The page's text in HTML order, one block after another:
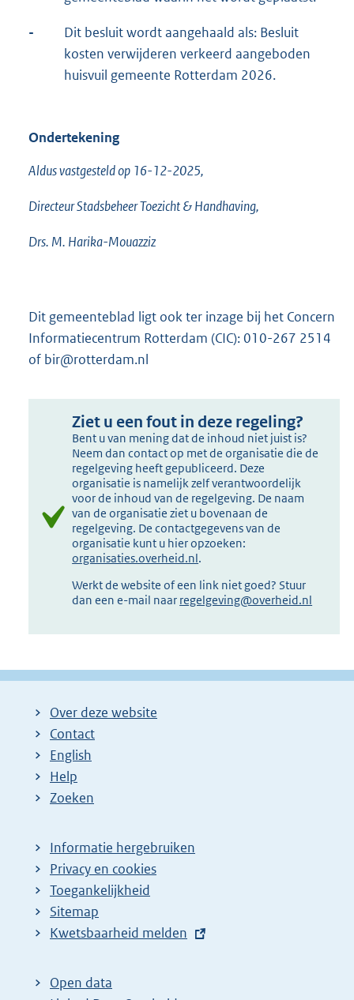
-
Dit besluit wordt aangehaald als: Besluit
kosten verwijderen verkeerd aangeboden
huisvuil gemeente Rotterdam 2026.
Ondertekening
Aldus vastgesteld op 16-12-2025,
Directeur Stadsbeheer Toezicht & Handhaving,
Drs. M. Harika-Mouazziz
Dit gemeenteblad ligt ook ter inzage bij het Concern
Informatiecentrum Rotterdam (CIC): 010-267 2514
of bir@rotterdam.nl
Ziet u een fout in deze regeling?
Bent u van mening dat de inhoud niet juist is?
Neem dan contact op met de organisatie die de
regelgeving heeft gepubliceerd. Deze
organisatie is namelijk zelf verantwoordelijk
voor de inhoud van de regelgeving. De naam
van de organisatie ziet u bovenaan de
regelgeving. De contactgegevens van de
organisatie kunt u hier opzoeken:
organisaties.overheid.nl.
Werkt de website of een link niet goed? Stuur
dan een e-mail naar regelgeving@overheid.nl
Over deze website
Contact
English
Help
Zoeken
Informatie hergebruiken
Privacy en cookies
Toegankelijkheid
Sitemap
E
t
Kwetsbaarheid melden
Open data